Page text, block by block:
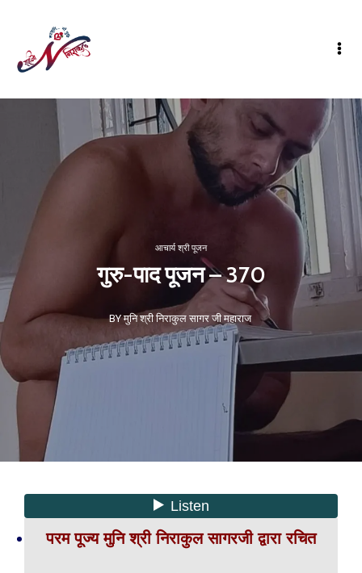
आचार्य श्री पूजन
गुरु-पाद पूजन – 370
BY मुनि श्री निराकुल सागर जी महाराज
परम पूज्य मुनि श्री निराकुल सागरजी द्वारा रचित